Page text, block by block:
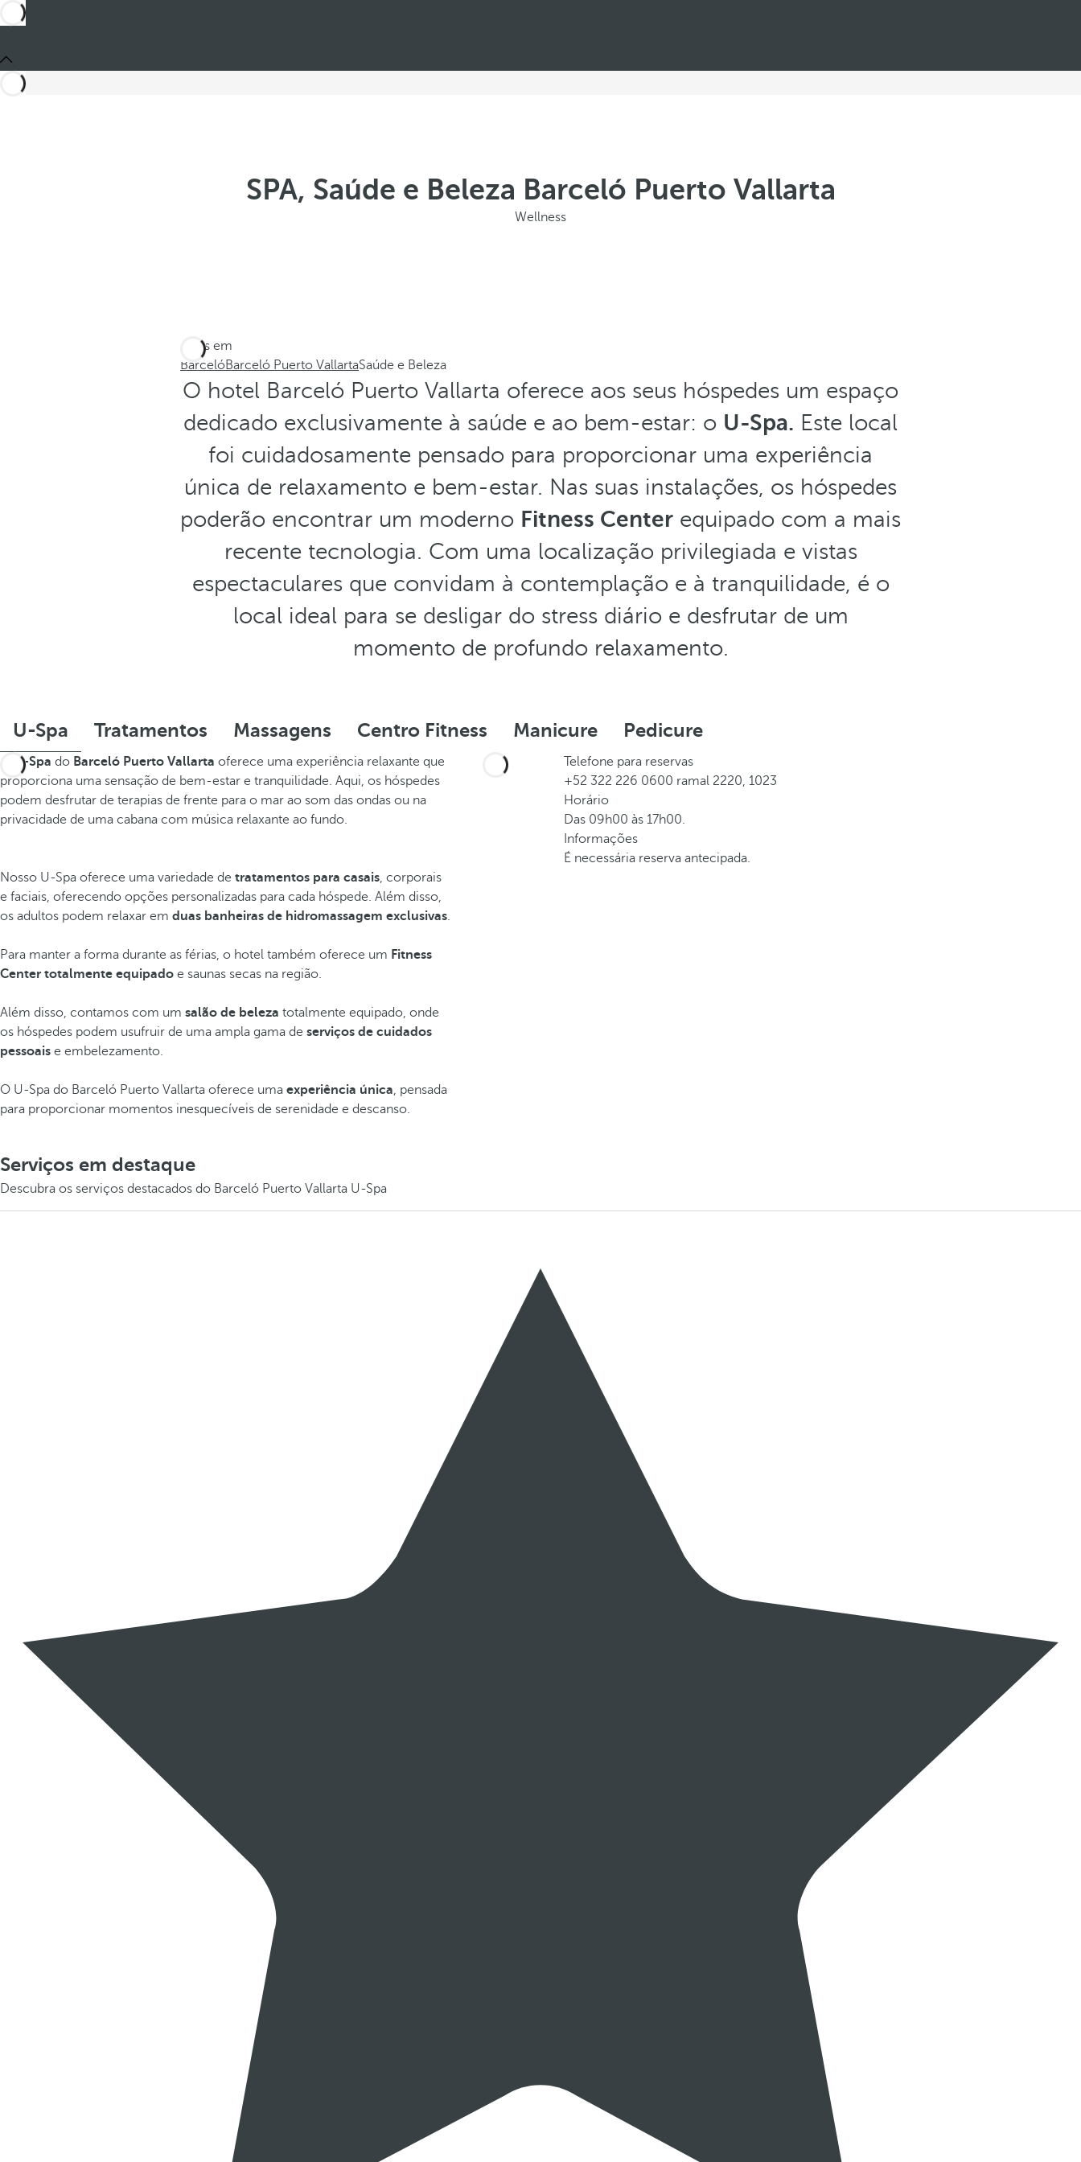
SPA, Saúde e Beleza Barceló Puerto Vallarta
Wellness
Estes em
BarcelóBarceló Puerto VallartaSaúde e Beleza
O hotel Barceló Puerto Vallarta oferece aos seus hóspedes um espaço
dedicado exclusivamente à saúde e ao bem-estar: o U-Spa. Este local
foi cuidadosamente pensado para proporcionar uma experiência
única de relaxamento e bem-estar. Nas suas instalações, os hóspedes
poderão encontrar um moderno Fitness Center equipado com a mais
recente tecnologia. Com uma localização privilegiada e vistas
espectaculares que convidam à contemplação e à tranquilidade, é o
local ideal para se desligar do stress diário e desfrutar de um
momento de profundo relaxamento.
U-Spa Tratamentos Massagens Centro Fitness Manicure Pedicure
U-Spa do Barceló Puerto Vallarta oferece uma experiência relaxante que
proporciona uma sensação de bem-estar e tranquilidade. Aqui, os hóspedes
podem desfrutar de terapias de frente para o mar ao som das ondas ou na
privacidade de uma cabana com música relaxante ao fundo.
Nosso U-Spa oferece uma variedade de tratamentos para casais, corporais
e faciais, oferecendo opções personalizadas para cada hóspede. Além disso,
os adultos podem relaxar em duas banheiras de hidromassagem exclusivas.
Para manter a forma durante as férias, o hotel também oferece um Fitness
Center totalmente equipado e saunas secas na região.
Além disso, contamos com um salão de beleza totalmente equipado, onde
os hóspedes podem usufruir de uma ampla gama de serviços de cuidados
pessoais e embelezamento.
O U-Spa do Barceló Puerto Vallarta oferece uma experiência única, pensada
para proporcionar momentos inesquecíveis de serenidade e descanso.
Telefone para reservas
+52 322 226 0600 ramal 2220, 1023
Horário
Das 09h00 às 17h00.
Informações
É necessária reserva antecipada.
Serviços em destaque
Descubra os serviços destacados do Barceló Puerto Vallarta U-Spa